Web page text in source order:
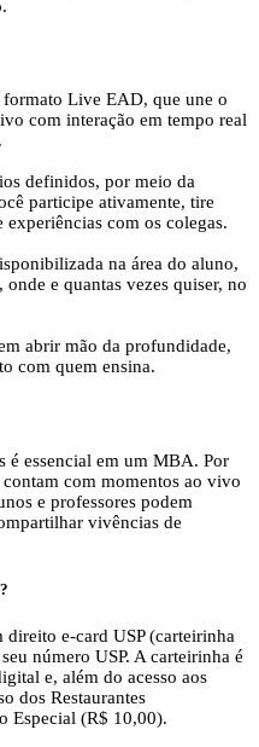
Live EAD, que une o
com interação em tempo real
definidos, por meio da
participe ativamente, tire
com os colegas.
na área do aluno,
e quantas vezes quiser, no
abrir mão da profundidade,
com quem ensina.
é essencial em um MBA. Por
com momentos ao vivo
e professores podem
vivências de
e-card USP (carteirinha
número USP. A carteirinha é
e, além do acesso aos
dos Restaurantes
Especial (R$ 10,00).